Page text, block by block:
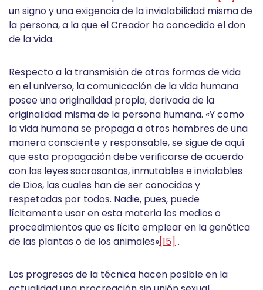
un signo y una exigencia de la inviolabilidad misma de
la persona, a la que el Creador ha concedido el don
de la vida.
Respecto a la transmisión de otras formas de vida
en el universo, la comunicación de la vida humana
posee una originalidad propia, derivada de la
originalidad misma de la persona humana. «Y como
la vida humana se propaga a otros hombres de una
manera consciente y responsable, se sigue de aquí
que esta propagación debe verificarse de acuerdo
con las leyes sacrosantas, inmutables e inviolables
de Dios, las cuales han de ser conocidas y
respetadas por todos. Nadie, pues, puede
lícitamente usar en esta materia los medios o
procedimientos que es lícito emplear en la genética
de las plantas o de los animales»[15] .
Los progresos de la técnica hacen posible en la